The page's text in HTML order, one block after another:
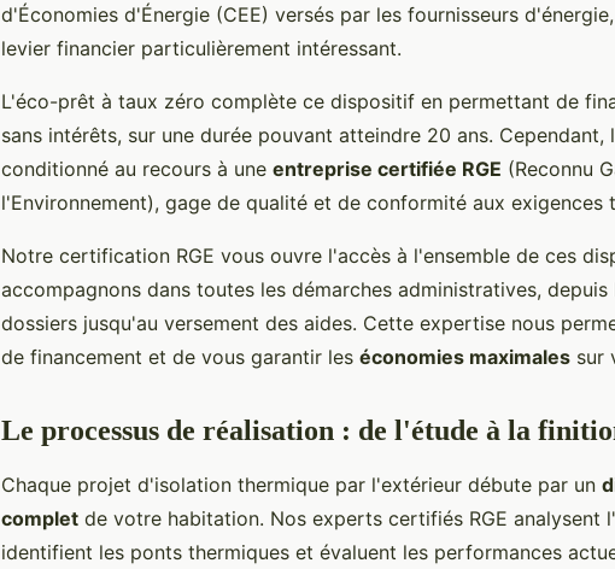
d'Économies d'Énergie (CEE) versés par les fournisseurs
levier financier particulièrement intéressant.
L'éco-prêt à taux zéro complète ce dispositif en permettant de
sans intérêts, sur une durée pouvant atteindre 20 ans. Cependant,
conditionné au recours à une entreprise certifiée RGE (Reconnu
l'Environnement), gage de qualité et de conformité aux exigences
Notre certification RGE vous ouvre l'accès à l'ensemble de ces
accompagnons dans toutes les démarches administratives,
dossiers jusqu'au versement des aides. Cette expertise nous
de financement et de vous garantir les économies maximales sur
Le processus de réalisation : de l'étude à la
Chaque projet d'isolation thermique par l'extérieur débute par un
complet de votre habitation. Nos experts certifiés RGE analysent
identifient les ponts thermiques et évaluent les performances